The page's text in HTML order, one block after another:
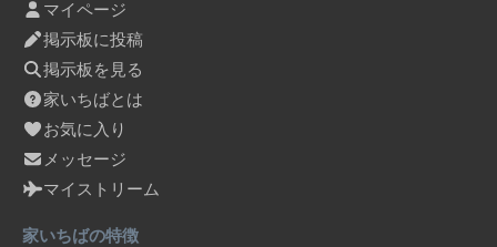
マイページ
掲示板に投稿
掲示板を見る
家いちばとは
お気に入り
メッセージ
マイストリーム
家いちばの特徴